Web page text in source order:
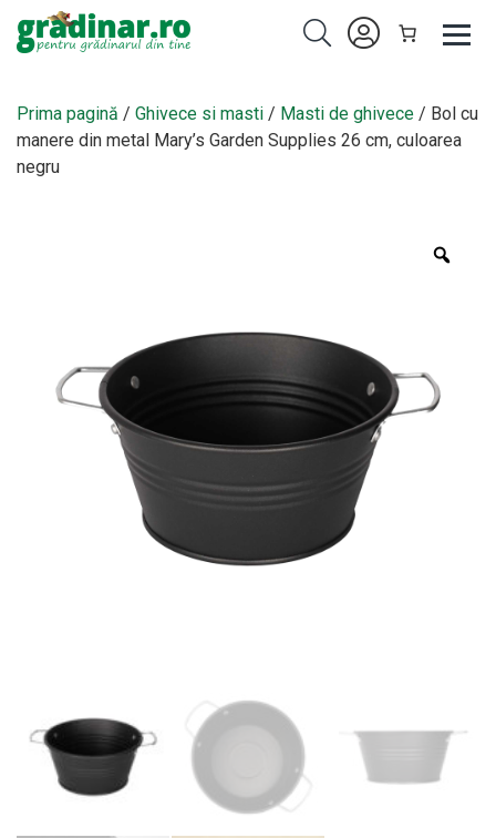
Prima pagină / Ghivece si masti / Masti de ghivece / Bol cu
manere din metal Mary’s Garden Supplies 26 cm, culoarea
negru